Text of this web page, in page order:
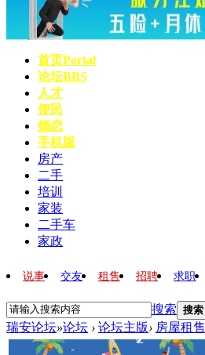
首页Portal
论坛BBS
人才
便民
婚恋
手机版
房产
二手
培训
家装
二手车
家政
说事 交友 租售 招聘 求职
搜索 搜索
瑞安论坛»论坛 › 论坛主版› 房屋租售